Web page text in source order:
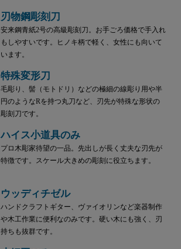
刃物鋼彫刻刀
安来鋼青紙2号の高級彫刻刀。お手ごろ価格で手入れ
もしやすいです。ヒノキ柄で軽く、女性にも向いて
います。
特殊変形刀
毛彫り、髻（モトドリ）などの極細の線彫り用や半
円のようなRを持つ丸刀など、刃先が特殊な形状の
彫刻刀です。
ハイス小道具のみ
プロ木彫家待望の一品。先出しが長く丈夫な刃先が
特徴です。スケール大きめの彫刻に役立ちます。
ウッディチゼル
ハンドクラフトギター、ヴァイオリンなど楽器制作
や木工作業に便利なのみです。硬い木にも強く、刃
持ちも抜群です。